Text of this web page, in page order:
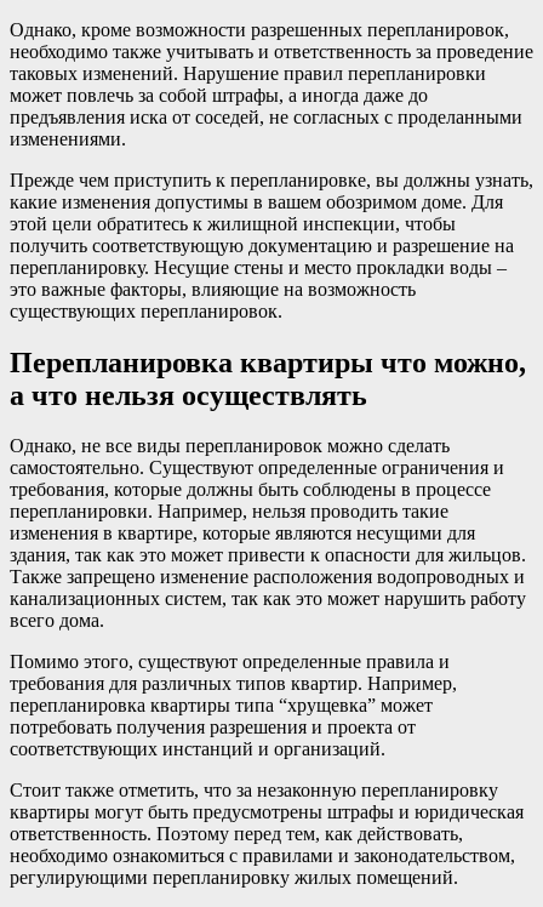
Однако, кроме возможности разрешенных перепланировок,
необходимо также учитывать и ответственность за проведение
таковых изменений. Нарушение правил перепланировки
может повлечь за собой штрафы, а иногда даже до
предъявления иска от соседей, не согласных с проделанными
изменениями.
Прежде чем приступить к перепланировке, вы должны узнать,
какие изменения допустимы в вашем обозримом доме. Для
этой цели обратитесь к жилищной инспекции, чтобы
получить соответствующую документацию и разрешение на
перепланировку. Несущие стены и место прокладки воды –
это важные факторы, влияющие на возможность
существующих перепланировок.
Перепланировка квартиры что можно,
а что нельзя осуществлять
Однако, не все виды перепланировок можно сделать
самостоятельно. Существуют определенные ограничения и
требования, которые должны быть соблюдены в процессе
перепланировки. Например, нельзя проводить такие
изменения в квартире, которые являются несущими для
здания, так как это может привести к опасности для жильцов.
Также запрещено изменение расположения водопроводных и
канализационных систем, так как это может нарушить работу
всего дома.
Помимо этого, существуют определенные правила и
требования для различных типов квартир. Например,
перепланировка квартиры типа “хрущевка” может
потребовать получения разрешения и проекта от
соответствующих инстанций и организаций.
Стоит также отметить, что за незаконную перепланировку
квартиры могут быть предусмотрены штрафы и юридическая
ответственность. Поэтому перед тем, как действовать,
необходимо ознакомиться с правилами и законодательством,
регулирующими перепланировку жилых помещений.